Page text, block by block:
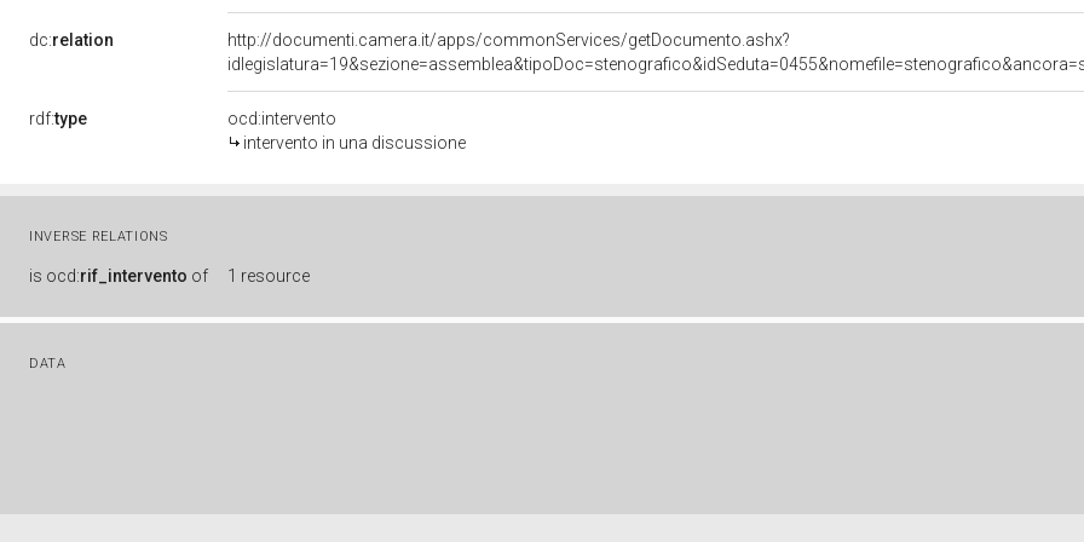
dc:relation
http://documenti.camera.it/apps/commonServices/getDocumento.ashx?
rdf:type
ocd:intervento
intervento in una discussione
INVERSE RELATIONS
is ocd:rif_intervento of 1 resource
DATA